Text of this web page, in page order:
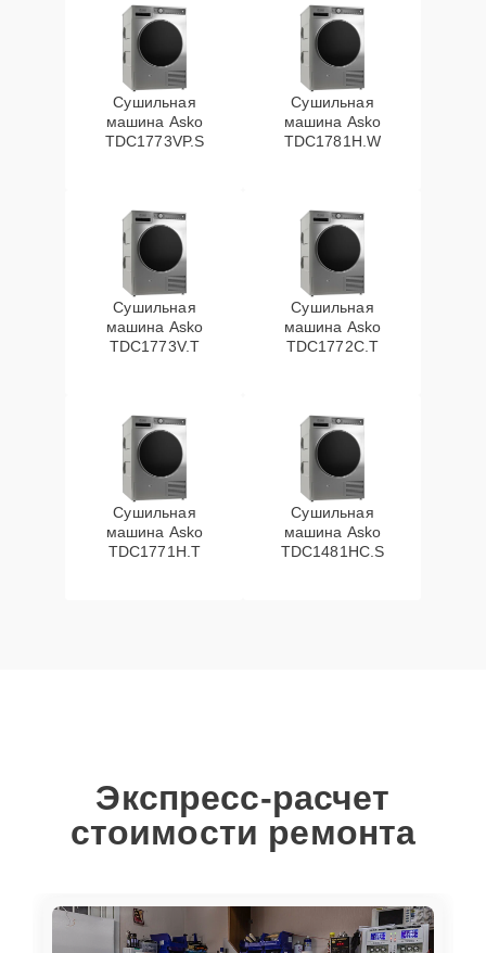
Сушильная
машина Asko
TDC1773VP.S
Сушильная
машина Asko
TDC1781H.W
Сушильная
машина Asko
TDC1773V.T
Сушильная
машина Asko
TDC1772C.T
Сушильная
машина Asko
TDC1771H.T
Сушильная
машина Asko
TDC1481HC.S
Экспресс-расчет
стоимости ремонта